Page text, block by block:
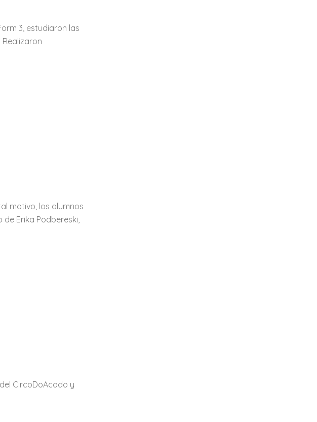
3, estudiaron las
motivo, los alumnos
Erika Podbereski,
CircoDoAcodo y